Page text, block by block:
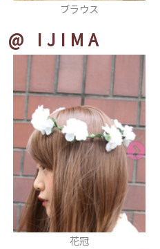
コート
@ IJIMA
ワンピース